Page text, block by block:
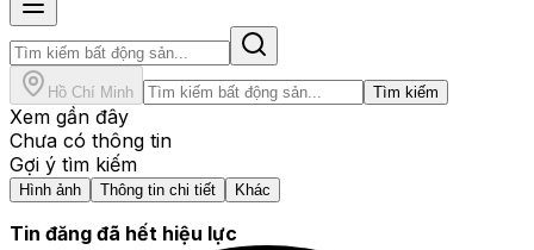
Hồ Chí Minh Tìm kiếm
Xem gần đây
Chưa có thông tin
Gợi ý tìm kiếm
Hình ảnh Thông tin chi tiết Khác
Tin đăng đã hết hiệu lực